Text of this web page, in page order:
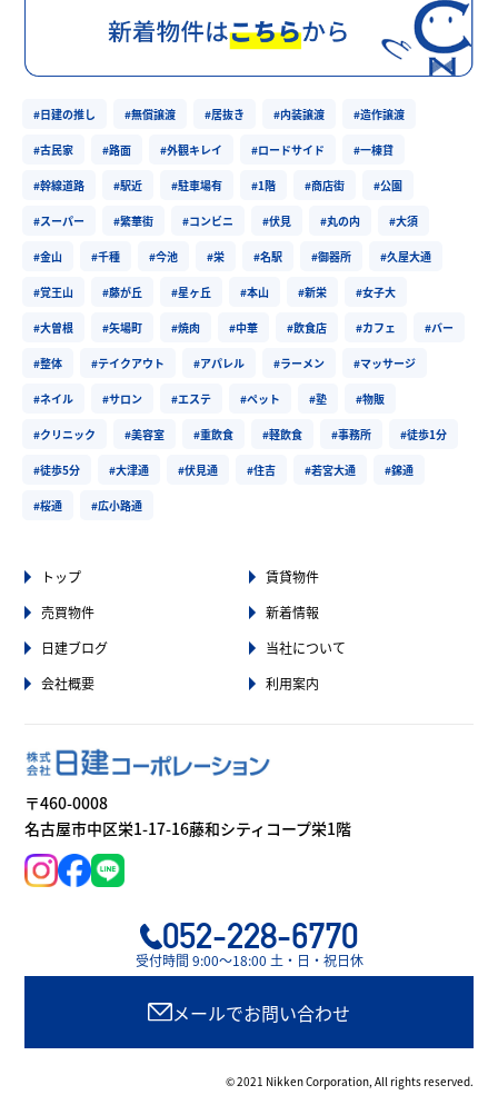
#日建の推し #無償譲渡 #居抜き #内装譲渡 #造作譲渡
#古民家 #路面 #外観キレイ #ロードサイド #一棟貸
#幹線道路 #駅近 #駐車場有 #1階 #商店街 #公園
#スーパー #繁華街 #コンビニ #伏見 #丸の内 #大須
#金山 #千種 #今池 #栄 #名駅 #御器所 #久屋大通
#覚王山 #藤が丘 #星ヶ丘 #本山 #新栄 #女子大
#大曽根 #矢場町 #焼肉 #中華 #飲食店 #カフェ #バー
#整体 #テイクアウト #アパレル #ラーメン #マッサージ
#ネイル #サロン #エステ #ペット #塾 #物販
#クリニック #美容室 #重飲食 #軽飲食 #事務所 #徒歩1分
#徒歩5分 #大津通 #伏見通 #住吉 #若宮大通 #錦通
#桜通 #広小路通
トップ
賃貸物件
売買物件
新着情報
日建ブログ
当社について
会社概要
利用案内
〒460-0008
名古屋市中区栄1-17-16藤和シティコープ栄1階
052-228-6770
受付時間 9:00〜18:00 土・日・祝日休
メールでお問い合わせ
© 2021 Nikken Corporation, All rights reserved.